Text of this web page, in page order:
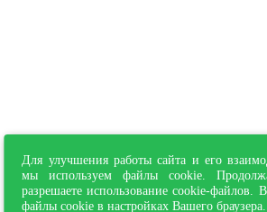
Для улучшения работы сайта и его
мы используем файлы cookie.
разрешаете использование cookie-файлов.
файлы cookie в настройках Вашего браузера.